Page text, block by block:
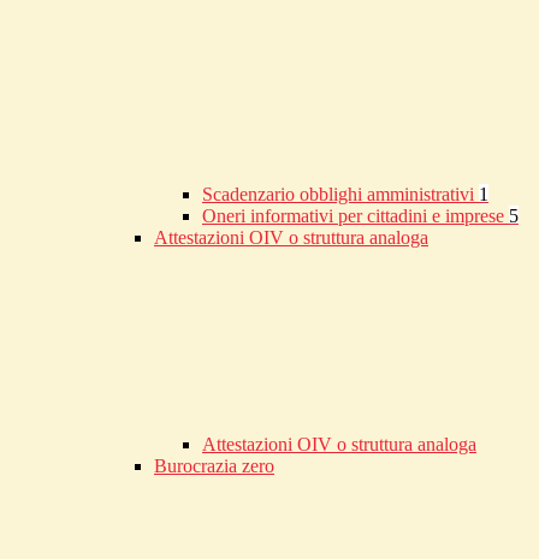
Scadenzario obblighi amministrativi 1
Oneri informativi per cittadini e imprese 5
Attestazioni OIV o struttura analoga
Attestazioni OIV o struttura analoga
Burocrazia zero